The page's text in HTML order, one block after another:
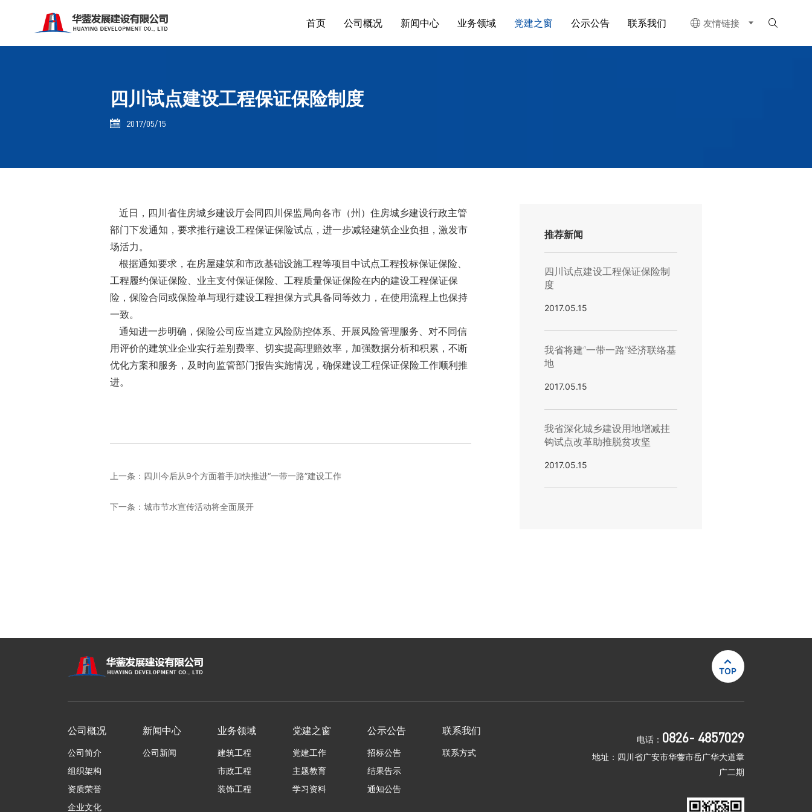
首页 公司概况 新闻中心 业务领域 党建之窗 公示公告 联系我们  友情链接 
四川试点建设工程保证保险制度
 2017/05/15
近日，四川省住房城乡建设厅会同四川保监局向各市（州）住房城乡建设行政主管
部门下发通知，要求推行建设工程保证保险试点，进一步减轻建筑企业负担，激发市
场活力。
根据通知要求，在房屋建筑和市政基础设施工程等项目中试点工程投标保证保险、
工程履约保证保险、业主支付保证保险、工程质量保证保险在内的建设工程保证保
险，保险合同或保险单与现行建设工程担保方式具备同等效力，在使用流程上也保持
一致。
通知进一步明确，保险公司应当建立风险防控体系、开展风险管理服务、对不同信
用评价的建筑业企业实行差别费率、切实提高理赔效率，加强数据分析和积累，不断
优化方案和服务，及时向监管部门报告实施情况，确保建设工程保证保险工作顺利推
进。
上一条： 四川今后从9个方面着手加快推进“一带一路”建设工作
下一条：城市节水宣传活动将全面展开
推荐新闻
四川试点建设工程保证保险制
度
2017.05.15
我省将建“一带一路”经济联络基
地
2017.05.15
我省深化城乡建设用地增减挂
钩试点改革助推脱贫攻坚
2017.05.15

TOP
公司概况
公司简介
组织架构
资质荣誉
企业文化
新闻中心
公司新闻
业务领域
建筑工程
市政工程
装饰工程
党建之窗
党建工作
主题教育
学习资料
公示公告
招标公告
结果告示
通知公告
联系我们
联系方式
电话： 0826- 4857029
地址：四川省广安市华蓥市岳广华大道章
广二期